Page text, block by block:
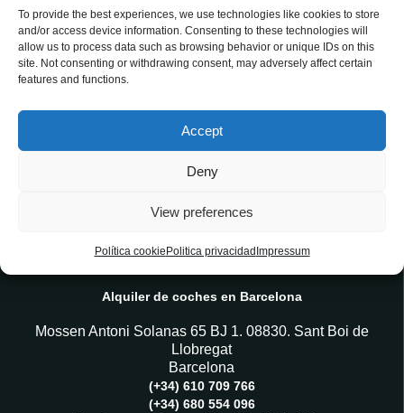
To provide the best experiences, we use technologies like cookies to store
and/or access device information. Consenting to these technologies will
allow us to process data such as browsing behavior or unique IDs on this
site. Not consenting or withdrawing consent, may adversely affect certain
features and functions.
Accept
Deny
View preferences
Política cookie Politica privacidad Impressum
Otros
coches
Mercedes Benz Clase C180
CARAVEANDO CAR RENTAL
Alquiler de coches en Barcelona
Mossen Antoni Solanas 65 BJ 1. 08830. Sant Boi de
Llobregat
Barcelona
(+34) 610 709 766
(+34) 680 554 096